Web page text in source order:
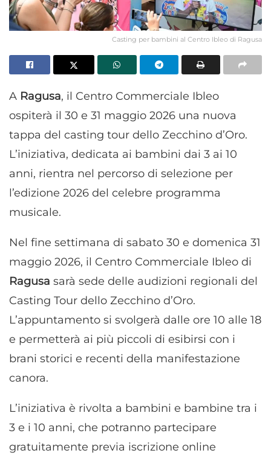
Casting per bambini al Centro Ibleo di Ragusa
A Ragusa, il Centro Commerciale Ibleo
ospiterà il 30 e 31 maggio 2026 una nuova
tappa del casting tour dello Zecchino d’Oro.
L’iniziativa, dedicata ai bambini dai 3 ai 10
anni, rientra nel percorso di selezione per
l’edizione 2026 del celebre programma
musicale.
Nel fine settimana di sabato 30 e domenica 31
maggio 2026, il Centro Commerciale Ibleo di
Ragusa sarà sede delle audizioni regionali del
Casting Tour dello Zecchino d’Oro.
L’appuntamento si svolgerà dalle ore 10 alle 18
e permetterà ai più piccoli di esibirsi con i
brani storici e recenti della manifestazione
canora.
L’iniziativa è rivolta a bambini e bambine tra i
3 e i 10 anni, che potranno partecipare
gratuitamente previa iscrizione online